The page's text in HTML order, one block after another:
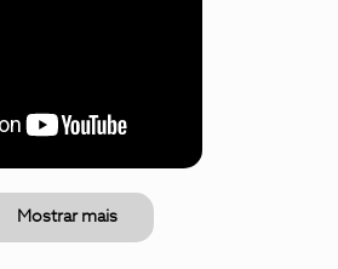
Mostrar mais